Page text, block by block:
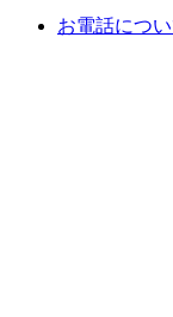
お電話につ